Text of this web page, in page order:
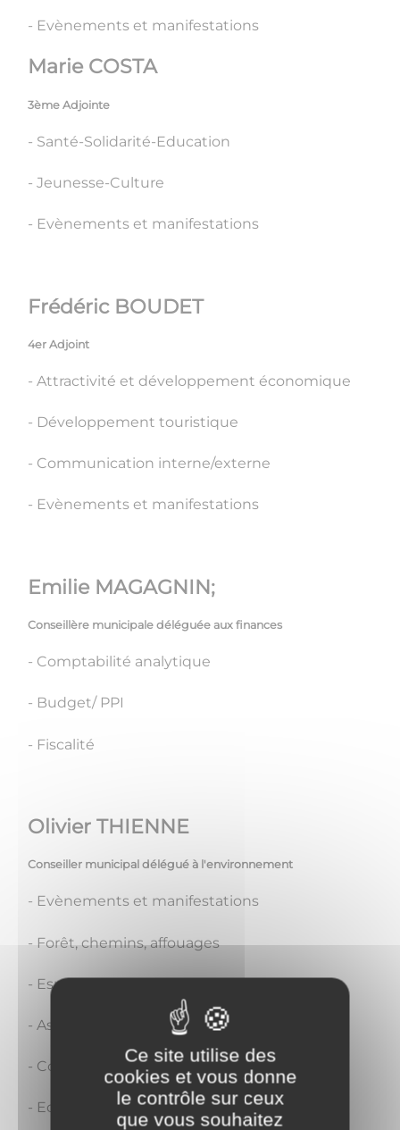
- Evènements et manifestations
Marie COSTA
3ème Adjointe
- Santé-Solidarité-Education
- Jeunesse-Culture
- Evènements et manifestations
Frédéric BOUDET
4er Adjoint
- Attractivité et développement économique
- Développement touristique
- Communication interne/externe
- Evènements et manifestations
Emilie MAGAGNIN;
Conseillère municipale déléguée aux finances
- Comptabilité analytique
- Budget/ PPI
- Fiscalité
Olivier THIENNE
Conseiller municipal délégué à l'environnement
- Evènements et manifestations
- Forêt, chemins, affouages
- Espaces verts, jardins, verger
- Assainissement et plan d'eau
- Compétence Locale d'Energie (SIEEEN)
- Eclairage public ( SIEEEN)
Ce site utilise des
cookies et vous donne
le contrôle sur ceux
que vous souhaitez